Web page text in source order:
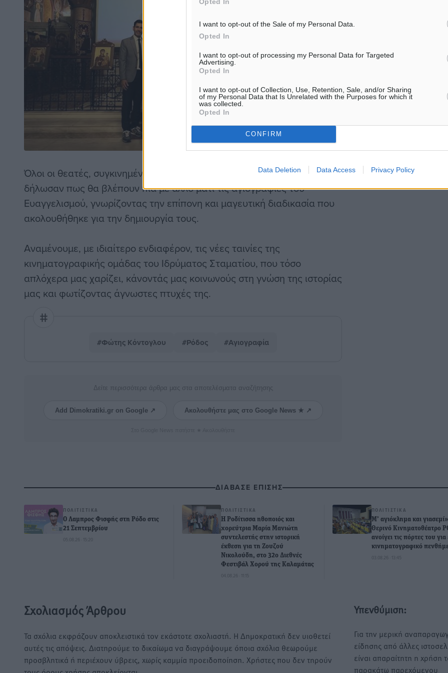
I want to opt-out of the Sale of my Personal Data.
Opted In
I want to opt-out of processing my Personal Data for Targeted
Advertising.
Opted In
I want to opt-out of Collection, Use, Retention, Sale, and/or Sharing
of my Personal Data that Is Unrelated with the Purposes for which it
was collected.
Opted In
CONFIRM
Data Deletion Data Access Privacy Policy
Όλοι οι θεατές, συγκινημένοι, συνεχάρησαν τους συντελεστές και
δήλωσαν πως θα βλέπουν πια με άλλο μάτι τις αγιογραφίες του
Ευαγγελισμού, γνωρίζοντας την επίπονη και μαγευτική διαδικασία που
ακολουθήθηκε για την δημιουργία τους.
Αναμένουμε, με ιδιαίτερο ενδιαφέρον, τις νέες ταινίες της
κινηματογραφικής ομάδας του Ιδρύματος Σταματίου, που τόσο
απλόχερα μας χαρίζει, κάνοντάς μας κοινωνούς στη γνώση της ιστορίας
μας και φωτίζοντας άγνωστες πτυχές της.
#Φώτης Κόντογλου #Ρόδος #Αγιογραφία
Δείτε περισσότερα άρθρα μας στα αποτελέσματα αναζήτησης
Add Dimokratiki.gr on Google ↗ Ακολουθήστε μας στο Google News ★ ↗
ΔΙΑΒΑΣΕ ΕΠΙΣΗΣ
ΠΟΛΙΤΙΣΤΙΚΆ
Ο Λαμπρος Φισφής στη Ρόδο στις
21 Σεπτεμβρίου
05.08.26 · 15:20
ΠΟΛΙΤΙΣΤΙΚΆ
Η Ροδίτισσα ηθοποιός και
χορεύτρια Μαρία Μανιώτη
συντελεστής στην ιστορική
έκθεση για τη Ζουζού
Νικολούδη, στο 32ο Διεθνές
Φεστιβάλ Χορού της Καλαμάτας
04.08.26 · 11:15
ΠΟΛΙΤΙΣΤΙΚΆ
Μ’ αγιόκλημα και
Θερινό Κινηματοθέατρο
ανοίγει τις πόρτες του για
κινηματογραφικό
03.08.26 · 13:45
Σχολιασμός Άρθρου
Τα σχόλια εκφράζουν αποκλειστικά τον εκάστοτε σχολιαστή. Η Δημοκρατική δεν υιοθετεί
αυτές τις απόψεις. Διατηρούμε το δικαίωμα να διαγράψουμε όποια σχόλια θεωρούμε
προσβλητικά ή περιέχουν ύβρεις, χωρίς καμμία προειδοποίηση. Χρήστες που δεν τηρούν
Υπενθύμιση:
Για την μερική
είδησης από άλλες
είναι απαραίτητη η χρήση
παρακάτω παρεχόμενου